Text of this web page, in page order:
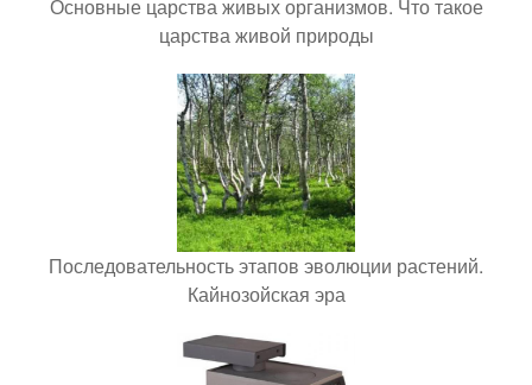
Основные царства живых организмов. Что такое
царства живой природы
Последовательность этапов эволюции растений.
Кайнозойская эра